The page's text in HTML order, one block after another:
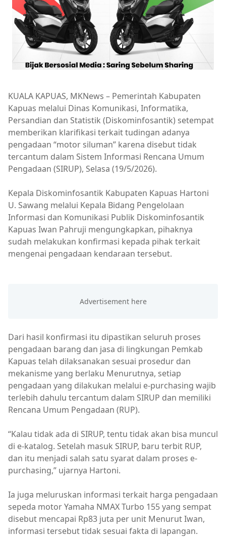
KUALA KAPUAS, MKNews – Pemerintah Kabupaten
Kapuas melalui Dinas Komunikasi, Informatika,
Persandian dan Statistik (Diskominfosantik) setempat
memberikan klarifikasi terkait tudingan adanya
pengadaan “motor siluman” karena disebut tidak
tercantum dalam Sistem Informasi Rencana Umum
Pengadaan (SIRUP), Selasa (19/5/2026).
Kepala Diskominfosantik Kabupaten Kapuas Hartoni
U. Sawang melalui Kepala Bidang Pengelolaan
Informasi dan Komunikasi Publik Diskominfosantik
Kapuas Iwan Pahruji mengungkapkan, pihaknya
sudah melakukan konfirmasi kepada pihak terkait
mengenai pengadaan kendaraan tersebut.
Dari hasil konfirmasi itu dipastikan seluruh proses
pengadaan barang dan jasa di lingkungan Pemkab
Kapuas telah dilaksanakan sesuai prosedur dan
mekanisme yang berlaku Menurutnya, setiap
pengadaan yang dilakukan melalui e-purchasing wajib
terlebih dahulu tercantum dalam SIRUP dan memiliki
Rencana Umum Pengadaan (RUP).
“Kalau tidak ada di SIRUP, tentu tidak akan bisa muncul
di e-katalog. Setelah masuk SIRUP, baru terbit RUP,
dan itu menjadi salah satu syarat dalam proses e-
purchasing,” ujarnya Hartoni.
Ia juga meluruskan informasi terkait harga pengadaan
sepeda motor Yamaha NMAX Turbo 155 yang sempat
disebut mencapai Rp83 juta per unit Menurut Iwan,
informasi tersebut tidak sesuai fakta di lapangan.